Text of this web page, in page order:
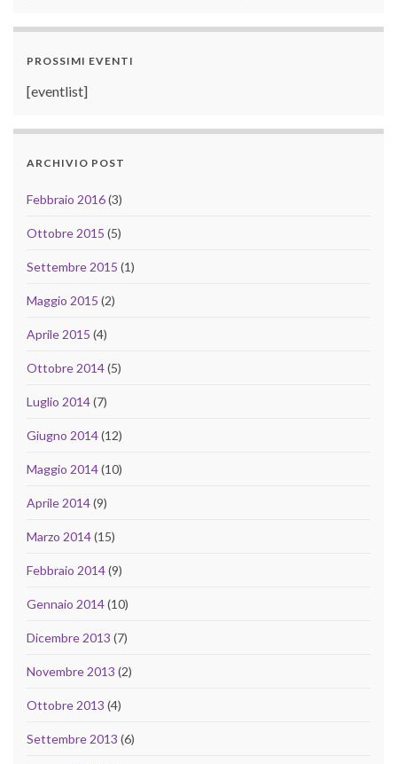
PROSSIMI EVENTI
[eventlist]
ARCHIVIO POST
Febbraio 2016(3)
Ottobre 2015 (5)
Settembre 2015 (1)
Maggio 2015 (2)
Aprile 2015 (4)
Ottobre 2014(5)
Luglio 2014(7)
Giugno 2014(12)
Maggio 2014(10)
Aprile 2014(9)
Marzo 2014(15)
Febbraio 2014(9)
Gennaio 2014(10)
Dicembre 2013 (7)
Novembre 2013 (2)
Ottobre 2013 (4)
Settembre 2013 (6)